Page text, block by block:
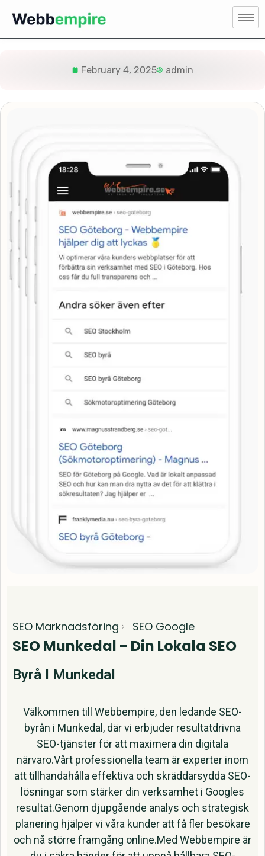
February 4, 2025 admin
SEO Marknadsföring SEO Google
SEO Munkedal - Din Lokala SEO
Byrå I Munkedal
Välkommen till Webbempire, den ledande SEO-
byrån i Munkedal, där vi erbjuder resultatdrivna
SEO-tjänster för att maximera din digitala
närvaro.Vårt professionella team är experter inom
att tillhandahålla effektiva och skräddarsydda SEO-
lösningar som stärker din verksamhet i Googles
resultat.Genom djupgående analys och strategisk
planering hjälper vi våra kunder att få fler besökare
och nå större framgång online.Med Webbempire är